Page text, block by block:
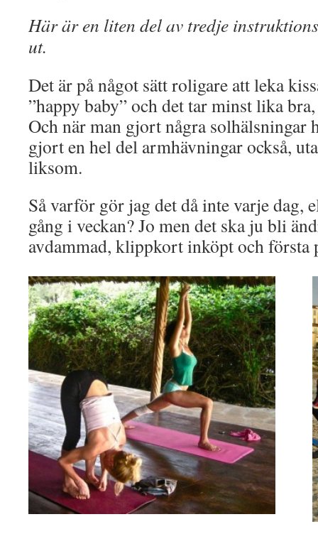
Här är en liten del av tredje
ut.
Det är på något sätt roligare att leka
”happy baby” och det tar minst lika
Och när man gjort några solhälsningar
gjort en hel del armhävningar också,
liksom.
Så varför gör jag det då inte varje dag,
gång i veckan? Jo men det ska ju bli
avdammad, klippkort inköpt och första